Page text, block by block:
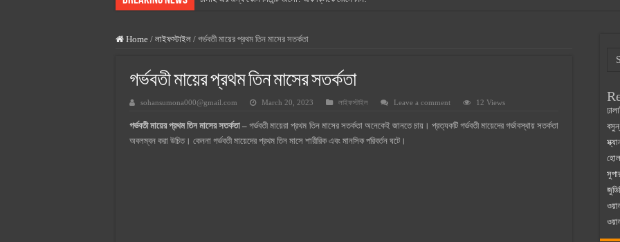
স্ক্যান সিমেন্ট এর দাম ২০২৫
সুপারক্রিট সিমেন্ট দাম ২০২৫
জুডিশিয়াল ম্যাজিস্ট্রেট কি? জুডিশিয়াল ম্যাজিস্ট্রেট এর সুযোগ সুবিধা
ওয়ালটন মোবাইল কিস্তিতে কেনার নিয়ম ২০২৫
Home / লাইফস্টাইল / গর্ভবতী মায়ের প্রথম তিন মাসের সতর্কতা
গর্ভবতী মায়ের প্রথম তিন মাসের সতর্কতা
sohansumona000@gmail.com March 20, 2023 লাইফস্টাইল Leave a comment 12 Views
গর্ভবতী মায়ের প্রথম তিন মাসের সতর্কতা – গর্ভবতী মায়েরা প্রথম তিন মাসের সতর্কতা অনেকেই জানতে চায়। প্রত্যকটি গর্ভবতী মায়েদের গর্ভাবস্থায় সতর্কতা
অবলম্বন করা উচিত। কেননা গর্ভবতী মায়েদের প্রথম তিন মাসে শারীরিক এবং মানসিক পরিবর্তন ঘটে।